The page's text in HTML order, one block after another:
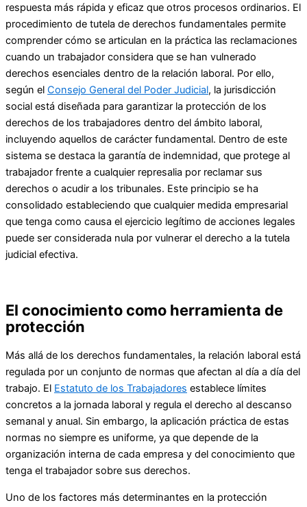
respuesta más rápida y eficaz que otros procesos ordinarios. El
procedimiento de tutela de derechos fundamentales permite
comprender cómo se articulan en la práctica las reclamaciones
cuando un trabajador considera que se han vulnerado
derechos esenciales dentro de la relación laboral. Por ello,
según el Consejo General del Poder Judicial, la jurisdicción
social está diseñada para garantizar la protección de los
derechos de los trabajadores dentro del ámbito laboral,
incluyendo aquellos de carácter fundamental. Dentro de este
sistema se destaca la garantía de indemnidad, que protege al
trabajador frente a cualquier represalia por reclamar sus
derechos o acudir a los tribunales. Este principio se ha
consolidado estableciendo que cualquier medida empresarial
que tenga como causa el ejercicio legítimo de acciones legales
puede ser considerada nula por vulnerar el derecho a la tutela
judicial efectiva.
El conocimiento como herramienta de
protección
Más allá de los derechos fundamentales, la relación laboral está
regulada por un conjunto de normas que afectan al día a día del
trabajo. El Estatuto de los Trabajadores establece límites
concretos a la jornada laboral y regula el derecho al descanso
semanal y anual. Sin embargo, la aplicación práctica de estas
normas no siempre es uniforme, ya que depende de la
organización interna de cada empresa y del conocimiento que
tenga el trabajador sobre sus derechos.
Uno de los factores más determinantes en la protección